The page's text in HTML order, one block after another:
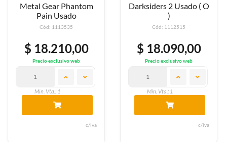
Metal Gear Phantom
Pain Usado
Cód: 1113535
$ 18.210,00
Precio exclusivo web
Min. Vta.: 1
c/iva
Darksiders 2 Usado ( O
)
Cód: 1112515
$ 18.090,00
Precio exclusivo web
Min. Vta.: 1
c/iva